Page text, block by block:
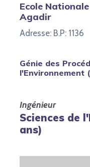
Ecole
Agadir
Adresse: B.P: 1136
Génie des
l'Environnement
Ingénieur
Sciences de
ans)